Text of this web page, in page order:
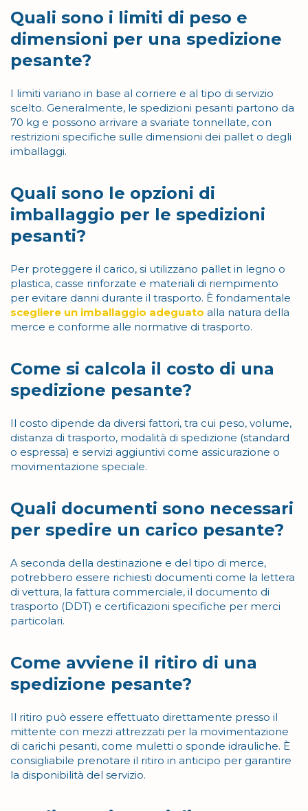
Quali sono i limiti di peso e
dimensioni per una spedizione
pesante?
I limiti variano in base al corriere e al tipo di servizio
scelto. Generalmente, le spedizioni pesanti partono da
70 kg e possono arrivare a svariate tonnellate, con
restrizioni specifiche sulle dimensioni dei pallet o degli
imballaggi.
Quali sono le opzioni di
imballaggio per le spedizioni
pesanti?
Per proteggere il carico, si utilizzano pallet in legno o
plastica, casse rinforzate e materiali di riempimento
per evitare danni durante il trasporto. È fondamentale
scegliere un imballaggio adeguato alla natura della
merce e conforme alle normative di trasporto.
Come si calcola il costo di una
spedizione pesante?
Il costo dipende da diversi fattori, tra cui peso, volume,
distanza di trasporto, modalità di spedizione (standard
o espressa) e servizi aggiuntivi come assicurazione o
movimentazione speciale.
Quali documenti sono necessari
per spedire un carico pesante?
A seconda della destinazione e del tipo di merce,
potrebbero essere richiesti documenti come la lettera
di vettura, la fattura commerciale, il documento di
trasporto (DDT) e certificazioni specifiche per merci
particolari.
Come avviene il ritiro di una
spedizione pesante?
Il ritiro può essere effettuato direttamente presso il
mittente con mezzi attrezzati per la movimentazione
di carichi pesanti, come muletti o sponde idrauliche. È
consigliabile prenotare il ritiro in anticipo per garantire
la disponibilità del servizio.